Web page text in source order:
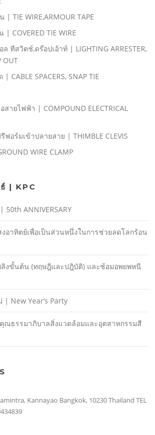
TIE WIRE,ARMOUR TAPE
COVERED TIE WIRE
ทีสวิตช์,ดร๊อปเอ้าท์ | LIGHTING ARRESTER,
OUT
| CABLE SPACERS, SNAP TIE
ายไฟฟ้า | COMPOUND ELECTRICAL
อร์มเข้าปลายสาย | THIMBLE CLEVIS
WIRE CLAMP
| KPC
ANNIVERSARY
อาทิตย์เพื่อเป็นส่วนหนึ่งในการช่วยลดโลกร้อน
งขั้นต้น (ทฤษฎีและปฎิบัติ) และซ้อมอพยพหนี
| New Year’s Party
ณธรรมาภิบาลสิ่งแวดล้อมและอุตสาหกรรมสี
Kannayao Bangkok, 10230 Thailand TEL